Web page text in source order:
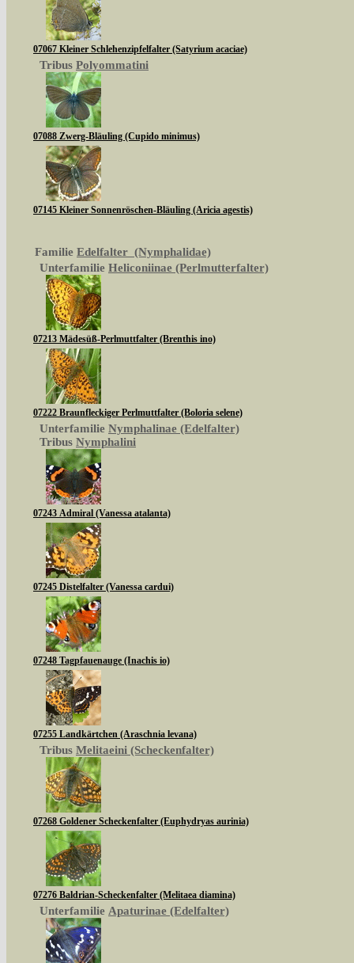
07067 Kleiner Schlehenzipfelfalter (Satyrium acaciae)
Tribus Polyommatini
07088 Zwerg-Bläuling (Cupido minimus)
07145 Kleiner Sonnenröschen-Bläuling (Aricia agestis)
Familie Edelfalter (Nymphalidae)
Unterfamilie Heliconiinae (Perlmutterfalter)
07213 Mädesüß-Perlmuttfalter (Brenthis ino)
07222 Braunfleckiger Perlmuttfalter (Boloria selene)
Unterfamilie Nymphalinae (Edelfalter)
Tribus Nymphalini
07243 Admiral (Vanessa atalanta)
07245 Distelfalter (Vanessa cardui)
07248 Tagpfauenauge (Inachis io)
07255 Landkärtchen (Araschnia levana)
Tribus Melitaeini (Scheckenfalter)
07268 Goldener Scheckenfalter (Euphydryas aurinia)
07276 Baldrian-Scheckenfalter (Melitaea diamina)
Unterfamilie Apaturinae (Edelfalter)